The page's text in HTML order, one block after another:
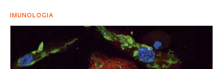
IMUNOLOGIA